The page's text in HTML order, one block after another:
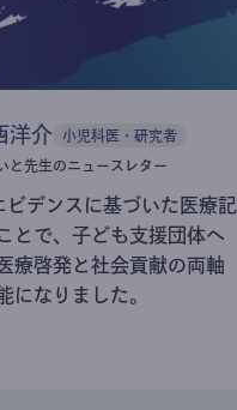
洋介 小児科医・研究者
と先生のニュースレター
デンスに基づいた医療記
とで、子ども支援団体へ
療啓発と社会貢献の両軸
になりました。